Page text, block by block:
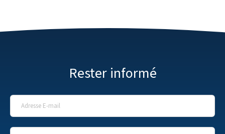
Rester informé
Adresse E-mail